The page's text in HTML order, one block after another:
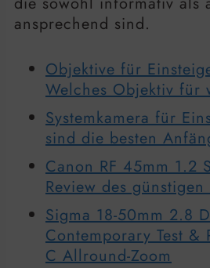
ansprechend sind.
Objektive für
Welches Objektiv für
Systemkamera für
sind die besten
Canon RF 45mm 1.2
Review des
Sigma 18-50mm 2.8
Contemporary Test &
C Allround-Zoom